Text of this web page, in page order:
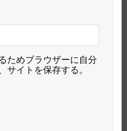
ためブラウザーに自分
サイトを保存する。